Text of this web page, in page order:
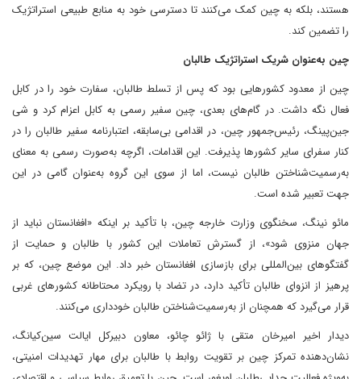
هستند، بلکه به چین کمک می‌کنند تا دسترسی خود به منابع طبیعی استراتژیک
را تضمین کند.
چین به‌عنوان شریک استراتژیک طالبان
چین از معدود کشورهایی بود که پس از تسلط طالبان، سفارت خود را در کابل
فعال نگه داشت. در گام‌های بعدی، چین سفیر رسمی به کابل اعزام کرد و شی
جین‌پینگ، رئیس‌جمهور چین، در اقدامی بی‌سابقه، اعتبارنامه سفیر طالبان را در
کنار سفرای سایر کشورها پذیرفت. این اقدامات، اگرچه به‌صورت رسمی به معنای
به‌رسمیت‌شناختن طالبان نیست، اما از سوی این گروه به‌عنوان گامی در این
جهت تعبیر شده است.
مائو نینگ، سخنگوی وزارت خارجه چین، با تأکید بر اینکه «افغانستان نباید از
جهان منزوی شود»، از گسترش تعاملات این کشور با طالبان و حمایت از
گفتگوهای بین‌المللی برای بازسازی افغانستان خبر داد. این موضع چین، که بر
پرهیز از انزوای طالبان تأکید دارد، در تضاد با رویکرد محتاطانه کشورهای غربی
قرار می‌گیرد که همچنان از به‌رسمیت‌شناختن طالبان خودداری می‌کنند.
دیدار اخیر امیرخان متقی با ژائو چائو، معاون دبیرکل ایالت سین‌کیانگ،
نشان‌دهنده تمرکز چین بر تقویت روابط با طالبان برای مهار تهدیدات امنیتی،